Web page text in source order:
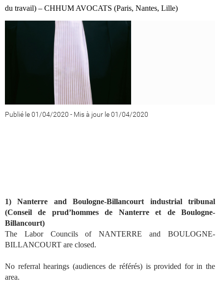
du travail) – CHHUM AVOCATS (Paris, Nantes, Lille)
Publié le 01/04/2020 - Mis à jour le 01/04/2020
1) Nanterre and Boulogne-Billancourt industrial tribunal
(Conseil de prud’hommes de Nanterre et de Boulogne-
Billancourt)
The Labor Councils of NANTERRE and BOULOGNE-
BILLANCOURT are closed.
No referral hearings (audiences de référés) is provided for in the
area.